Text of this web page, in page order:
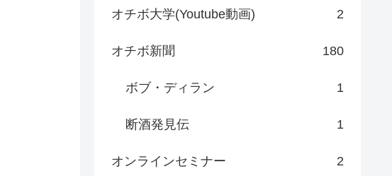
オチボ大学(Youtube動画) 2
オチボ新聞 180
ボブ・ディラン 1
断酒発見伝 1
オンラインセミナー 2